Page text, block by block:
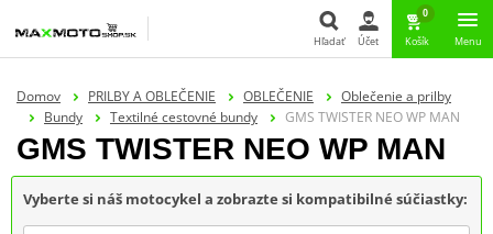
Hľadať
Hľadať Účet
0
Košík Menu
Domov PRILBY A OBLEČENIE OBLEČENIE
Oblečenie a prilby
Bundy
Textilné cestovné bundy GMS TWISTER NEO WP MAN
GMS TWISTER NEO WP MAN
Vyberte si náš motocykel a zobrazte si kompatibilné súčiastky: